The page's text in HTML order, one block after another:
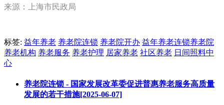
来源：上海市民政局
标签: 益年养老 养老院连锁 养老院开办 益年养老连锁养老院
养老机构 养老服务 养老护理 居家养老 社区养老 日间照料中
心
养老院连锁 - 国家发展改革委促进普惠养老服务高质量
发展的若干措施[2025-06-07]